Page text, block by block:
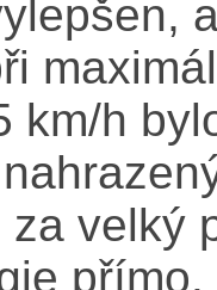
km/h
za velký